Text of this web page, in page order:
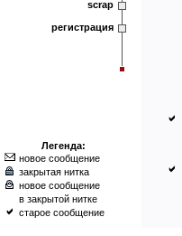
scrap
регистрация
Легенда:
новое сообщение
закрытая нитка
новое сообщение
в закрытой нитке
старое сообщение